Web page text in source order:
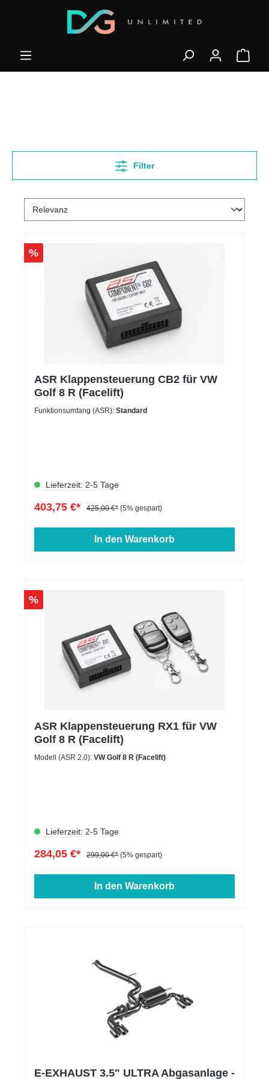
Filter
%
ASR Klappensteuerung CB2 für VW
Golf 8 R (Facelift)
Funktionsumfang (ASR): Standard
Lieferzeit: 2-5 Tage
403,75 €* 425,00 €* (5% gespart)
In den Warenkorb
%
ASR Klappensteuerung RX1 für VW
Golf 8 R (Facelift)
Modell (ASR 2.0): VW Golf 8 R (Facelift)
Lieferzeit: 2-5 Tage
284,05 €* 299,00 €* (5% gespart)
In den Warenkorb
E-EXHAUST 3.5" ULTRA Abgasanlage -